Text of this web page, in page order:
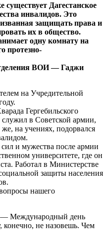
существует Дагестанское
инвалидов. Это
защищать права и
их в общество.
одну комнату на
протезно-
ВОИ — Гаджи
на Учредительной
Гергебильского
в Советской армии,
на учениях, подорвался
и мужества после армии
университете, где он
Работал в Министерстве
защиты населения
нашего
— Международный день
конечно, не назовешь. Чем